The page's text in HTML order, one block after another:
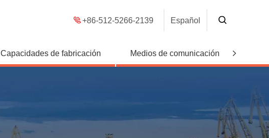
+86-512-5266-2139 Español
Capacidades de fabricación Medios de comunicación